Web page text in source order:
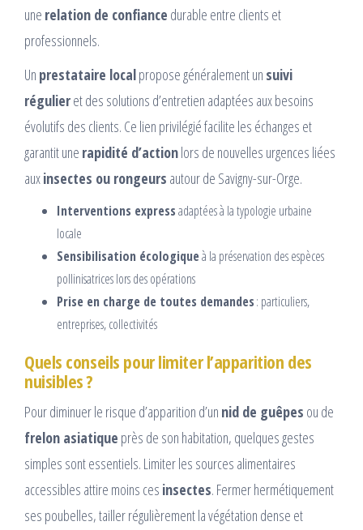
une relation de confiance durable entre clients et
professionnels.
Un prestataire localpropose généralement un suivi
régulieret des solutions d’entretien adaptées aux besoins
évolutifs des clients. Ce lien privilégié facilite les échanges et
garantit une rapidité d’actionlors de nouvelles urgences liées
auxinsectes ou rongeurs autour de Savigny-sur-Orge.
Interventions expressadaptées à la typologie urbaine
locale
Sensibilisation écologiqueà la préservation des espèces
pollinisatrices lors des opérations
Prise en charge de toutes demandes: particuliers,
entreprises, collectivités
Quels conseils pour limiter l’apparition des
nuisibles ?
Pour diminuer le risque d’apparition d’un nid de guêpes ou de
frelon asiatique près de son habitation, quelques gestes
simples sont essentiels. Limiter les sources alimentaires
accessibles attire moins ces insectes. Fermer hermétiquement
ses poubelles, tailler régulièrement la végétation dense et